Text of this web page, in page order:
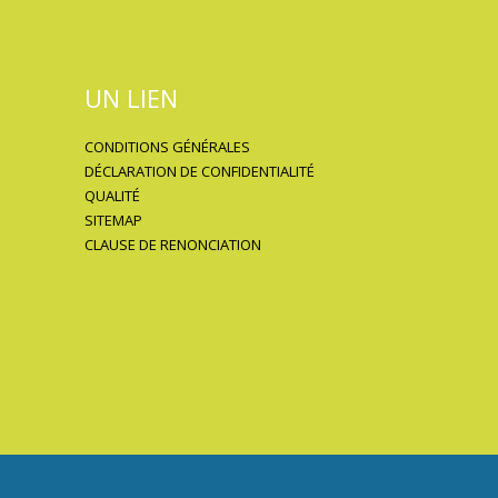
UN LIEN
CONDITIONS GÉNÉRALES
DÉCLARATION DE CONFIDENTIALITÉ
QUALITÉ
SITEMAP
CLAUSE DE RENONCIATION